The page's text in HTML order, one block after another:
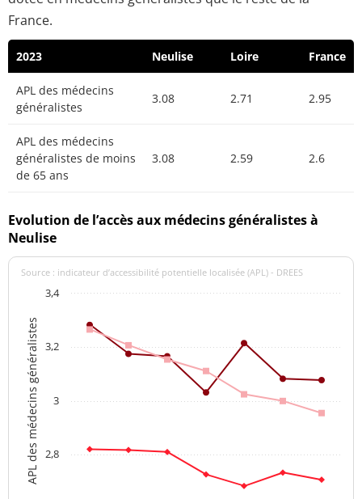
France.
2023 Neulise Loire France
APL des médecins
généralistes
3.08 2.71 2.95
APL des médecins
généralistes de moins
de 65 ans
3.08 2.59 2.6
Evolution de l’accès aux médecins généralistes à
Neulise
APL des médecins généralistes
Source : indicateur d’accessibilité potentielle localisée (APL) - DREES
2,8
3
3,2
3,4